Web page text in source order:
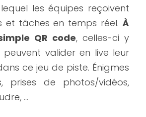
les équipes reçoivent
et tâches en temps réel. À
QR code, celles-ci y
valider en live leur
ce jeu de piste. Énigmes
prises de photos/vidéos,
…